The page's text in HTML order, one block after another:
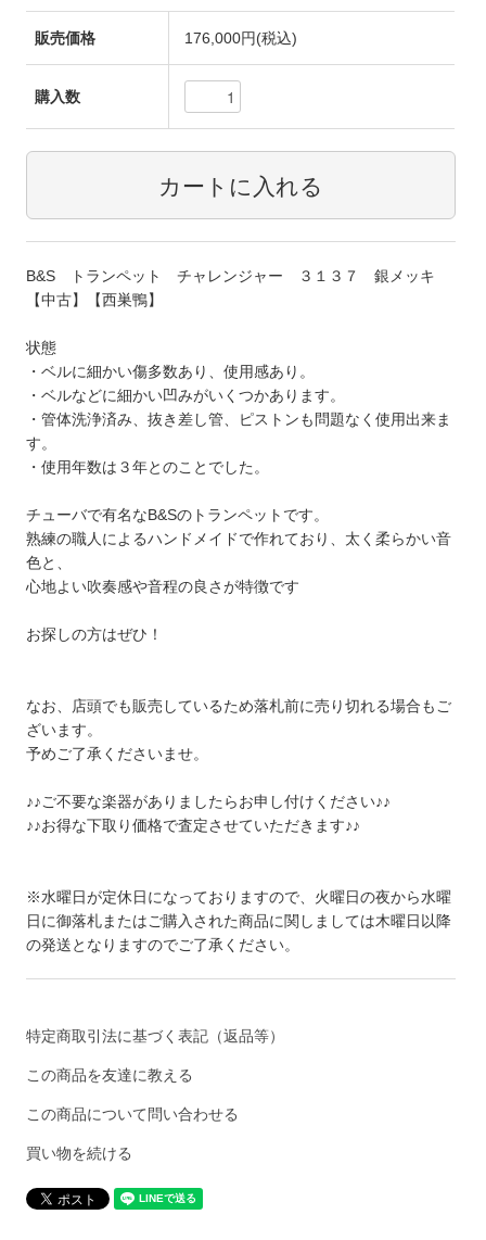
販売価格 176,000円(税込)
購入数
B&S トランペット チャレンジャー ３１３７ 銀メッキ
【中古】【西巣鴨】
状態
・ベルに細かい傷多数あり、使用感あり。
・ベルなどに細かい凹みがいくつかあります。
・管体洗浄済み、抜き差し管、ピストンも問題なく使用出来ま
す。
・使用年数は３年とのことでした。
チューバで有名なB&Sのトランペットです。
熟練の職人によるハンドメイドで作れており、太く柔らかい音
色と、
心地よい吹奏感や音程の良さが特徴です
お探しの方はぜひ！
なお、店頭でも販売しているため落札前に売り切れる場合もご
ざいます。
予めご了承くださいませ。
♪♪ご不要な楽器がありましたらお申し付けください♪♪
♪♪お得な下取り価格で査定させていただきます♪♪
※水曜日が定休日になっておりますので、火曜日の夜から水曜
日に御落札またはご購入された商品に関しましては木曜日以降
の発送となりますのでご了承ください。
特定商取引法に基づく表記（返品等）
この商品を友達に教える
この商品について問い合わせる
買い物を続ける